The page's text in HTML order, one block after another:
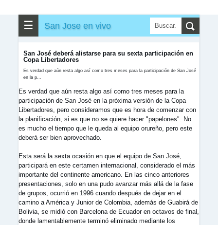
☰ San Jose en vivo
San José deberá alistarse para su sexta participación en
Copa Libertadores
Es verdad que aún resta algo así como tres meses para la participación de San José
en la p...
Es verdad que aún resta algo así como tres meses para la
participación de San José en la próxima versión de la Copa
Libertadores, pero consideramos que es hora de comenzar con
la planificación, si es que no se quiere hacer "papelones". No
es mucho el tiempo que le queda al equipo orureño, pero este
deberá ser bien aprovechado.
Esta será la sexta ocasión en que el equipo de San José,
participará en este certamen internacional, considerado el más
importante del continente americano. En las cinco anteriores
presentaciones, solo en una pudo avanzar más allá de la fase
de grupos, ocurrió en 1996 cuando después de dejar en el
camino a América y Junior de Colombia, además de Guabirá de
Bolivia, se midió con Barcelona de Ecuador en octavos de final,
donde lamentablemente terminó eliminado mediante los